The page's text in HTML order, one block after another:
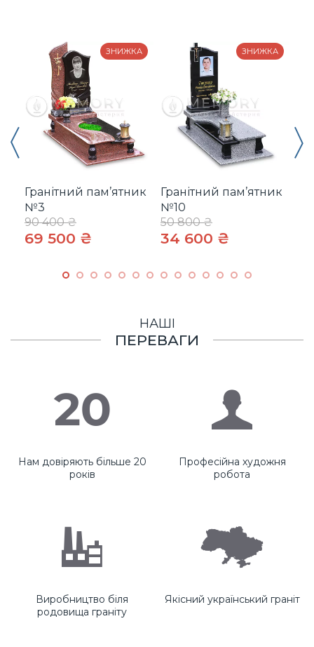
ЗНИЖКА
Гранітний пам’ятник
№3
90 400 ₴
69 500 ₴
ЗНИЖКА
Гранітний пам’ятник
№10
50 800 ₴
34 600 ₴
НАШІ
ПЕРЕВАГИ
Нам довіряють більше 20
років
Професійна художня
робота
Виробництво біля
родовища граніту
Якісний український граніт